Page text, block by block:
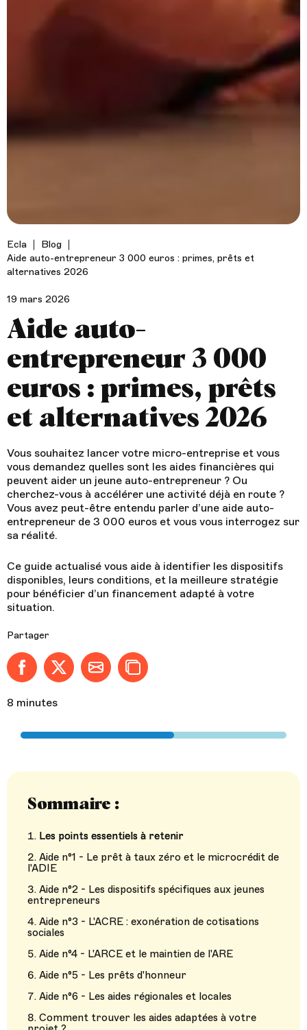
Ecla
Blog
Aide auto-entrepreneur 3 000 euros : primes, prêts et
alternatives 2026
19 mars 2026
Aide auto-
entrepreneur 3 000
euros : primes, prêts
et alternatives 2026
Vous souhaitez lancer votre micro-entreprise et vous
vous demandez quelles sont les aides financières qui
peuvent aider un jeune auto-entrepreneur ? Ou
cherchez-vous à accélérer une activité déjà en route ?
Vous avez peut-être entendu parler d’une aide auto-
entrepreneur de 3 000 euros et vous vous interrogez sur
sa réalité.
Ce guide actualisé vous aide à identifier les dispositifs
disponibles, leurs conditions, et la meilleure stratégie
pour bénéficier d’un financement adapté à votre
situation.
Partager
Partager sur Facebook
Partager sur X (anciennement Twitter)
Partager par email
Copier dans le presse-papier
8 minutes
Sommaire :
Les points essentiels à retenir
Aide n°1 - Le prêt à taux zéro et le microcrédit de
l'ADIE
Aide n°2 - Les dispositifs spécifiques aux jeunes
entrepreneurs
Aide n°3 - L'ACRE : exonération de cotisations
sociales
Aide n°4 - L'ARCE et le maintien de l'ARE
Aide n°5 - Les prêts d'honneur
Aide n°6 - Les aides régionales et locales
Comment trouver les aides adaptées à votre